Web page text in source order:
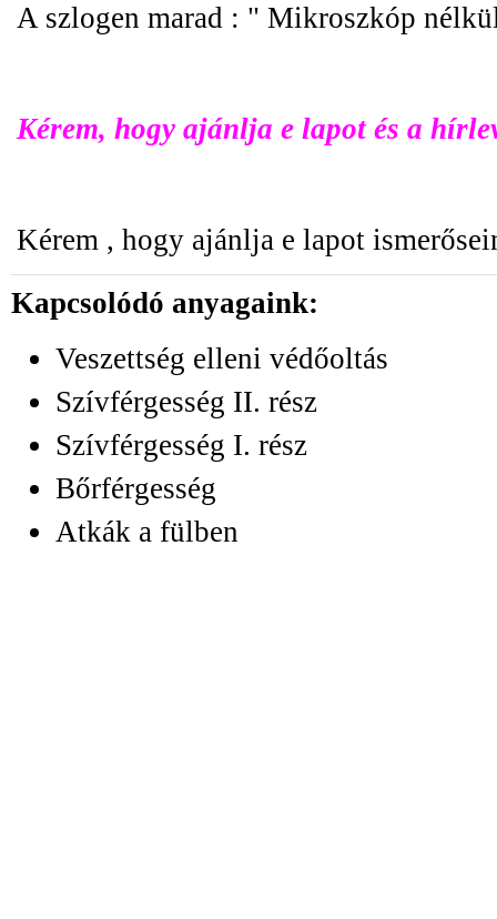
A szlogen marad : " Mikroszkóp
Kérem, hogy ajánlja e lapot és a
Kérem , hogy ajánlja e lapot
Kapcsolódó anyagaink:
Veszettség elleni védőoltás
Szívférgesség II. rész
Szívférgesség I. rész
Bőrférgesség
Atkák a fülben